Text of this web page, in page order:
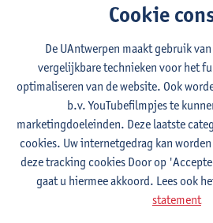
Heidi Seykens
effectief raadgevend lid
tel:+3232653267
Toon e-mailadres
Jean-Pierre Van geertruyden
ondervoorzitter
tel:
Cookie
De UAntwerpen maakt gebruik
vergelijkbare technieken voor het
optimaliseren van de website. Ook
b.v. YouTubefilmpjes te
marketingdoeleinden. Deze laatste
cookies. Uw internetgedrag kan
deze tracking cookies Door op
gaat u hiermee akkoord. Lees ook
statement